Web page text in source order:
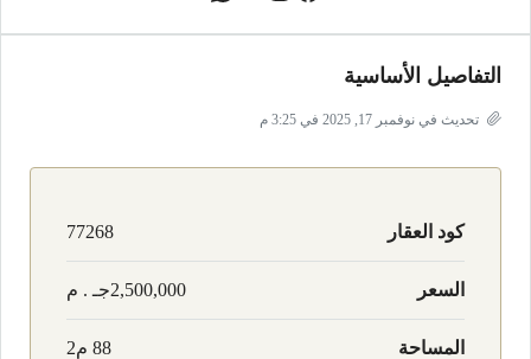
التفاصيل الأساسية
تحديث في نوفمبر 17, 2025 في 3:25 م
كود العقار 77268
السعر 2,500,000جـ . م
المساحة 88 م2